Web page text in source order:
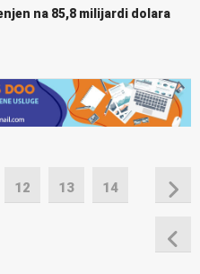
na 85,8 milijardi dolara
12 13 14